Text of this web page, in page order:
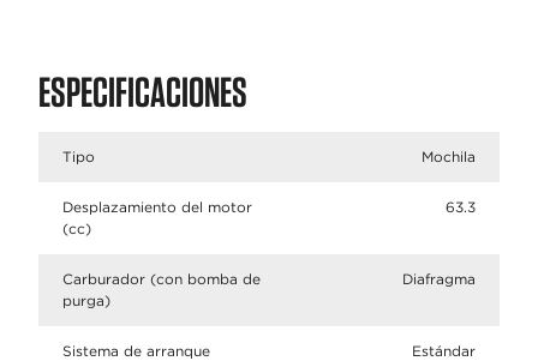
ESPECIFICACIONES
Tipo Mochila
Desplazamiento del motor
(cc)
63.3
Carburador (con bomba de
purga)
Diafragma
Sistema de arranque Estándar